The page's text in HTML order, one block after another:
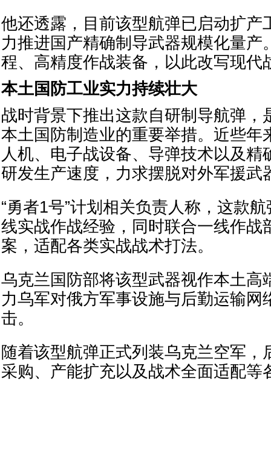
他还透露，目前该型航弹已启动扩产
力推进国产精确制导武器规模化量产
程、高精度作战装备，以此改写现代
本土国防工业实力持续壮大
战时背景下推出这款自研制导航弹，
本土国防制造业的重要举措。近些年
人机、电子战设备、导弹技术以及精
研发生产速度，力求摆脱对外军援武
“勇者1号”计划相关负责人称，这款
线实战作战经验，同时联合一线作战
案，适配各类实战战术打法。
乌克兰国防部将该型武器视作本土高
力乌军对俄方军事设施与后勤运输网
击。
随着该型航弹正式列装乌克兰空军，
采购、产能扩充以及战术全面适配等